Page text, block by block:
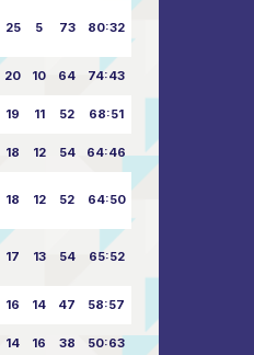
25 5 73 80:32
20 10 64 74:43
19 11 52 68:51
18 12 54 64:46
18 12 52 64:50
17 13 54 65:52
16 14 47 58:57
14 16 38 50:63